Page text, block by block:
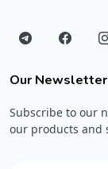
Our Newsletter
Subscribe to our
our products and